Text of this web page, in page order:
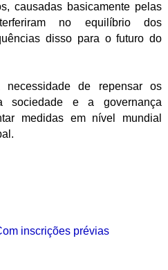
causadas basicamente pelas
no equilíbrio dos
disso para o futuro do
necessidade de repensar os
sociedade e a governança
medidas em nível mundial
inscrições prévias